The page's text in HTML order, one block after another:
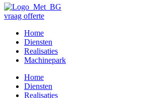
vraag offerte
Home
Diensten
Realisaties
Machinepark
Home
Diensten
Realisaties